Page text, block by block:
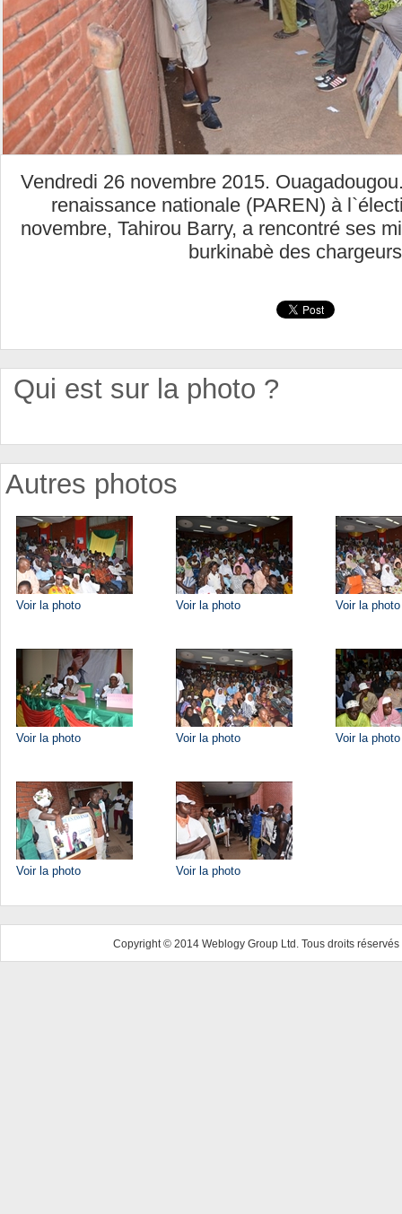
Vendredi 26 novembre 2015.
renaissance nationale (PAREN) à
novembre, Tahirou Barry, a rencontré ses
burkinabè des
Qui est sur la photo ?
Autres photos
Voir la photo Voir la photo Voir la photo
Voir la photo Voir la photo Voir la photo
Voir la photo Voir la photo
Copyright © 2014 Weblogy Group Ltd. Tous droits